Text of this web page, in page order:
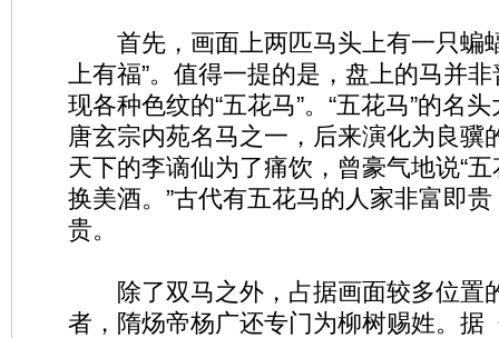
首先，画面上两匹马头上有一只蝙
上有福”。值得一提的是，盘上的马并
现各种色纹的“五花马”。“五花马”的名
唐玄宗内苑名马之一，后来演化为良骥
天下的李谪仙为了痛饮，曾豪气地说“
换美酒。”古代有五花马的人家非富即
贵。
除了双马之外，占据画面较多位置
者，隋炀帝杨广还专门为柳树赐姓。据